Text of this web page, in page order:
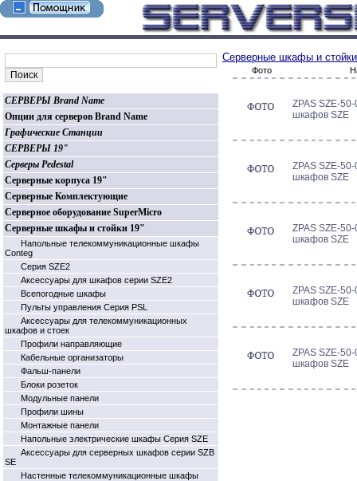
СЕРВЕРЫ Brand Name
Опции для серверов Brand Name
Графические Станции
СЕРВЕРЫ 19"
Серверы Pedestal
Серверные корпуса 19"
Серверные Комплектующие
Серверное оборудование SuperMicro
Серверные шкафы и стойки 19"
Напольные телекоммуникационные шкафы
Conteg
Серия SZE2
Аксессуары для шкафов серии SZE2
Всепогодные шкафы
Пульты управления Серия PSL
Аксессуары для телекоммуникационных
шкафов и стоек
Профили направляющие
Кабельные организаторы
Фальш-панели
Блоки розеток
Модульные панели
Профили шины
Монтажные панели
Напольные электрические шкафы Серия SZE
Аксессуары для серверных шкафов серии SZB
SE
Настенные телекоммуникационные шкафы
Серверные шкафы и
Фото
ZPAS SZE-
шкафов SZE
ZPAS SZE-
шкафов SZE
ZPAS SZE-
шкафов SZE
ZPAS SZE-
шкафов SZE
ZPAS SZE-
шкафов SZE